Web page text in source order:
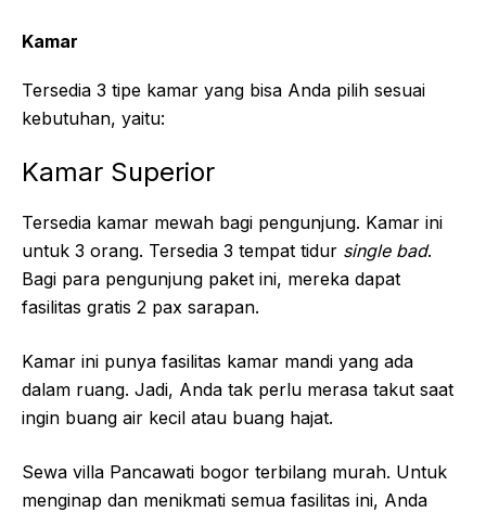
Kamar
Tersedia 3 tipe kamar yang bisa Anda pilih sesuai
kebutuhan, yaitu:
Kamar Superior
Tersedia kamar mewah bagi pengunjung. Kamar ini
untuk 3 orang. Tersedia 3 tempat tidur single bad.
Bagi para pengunjung paket ini, mereka dapat
fasilitas gratis 2 pax sarapan.
Kamar ini punya fasilitas kamar mandi yang ada
dalam ruang. Jadi, Anda tak perlu merasa takut saat
ingin buang air kecil atau buang hajat.
Sewa villa Pancawati bogor terbilang murah. Untuk
menginap dan menikmati semua fasilitas ini, Anda